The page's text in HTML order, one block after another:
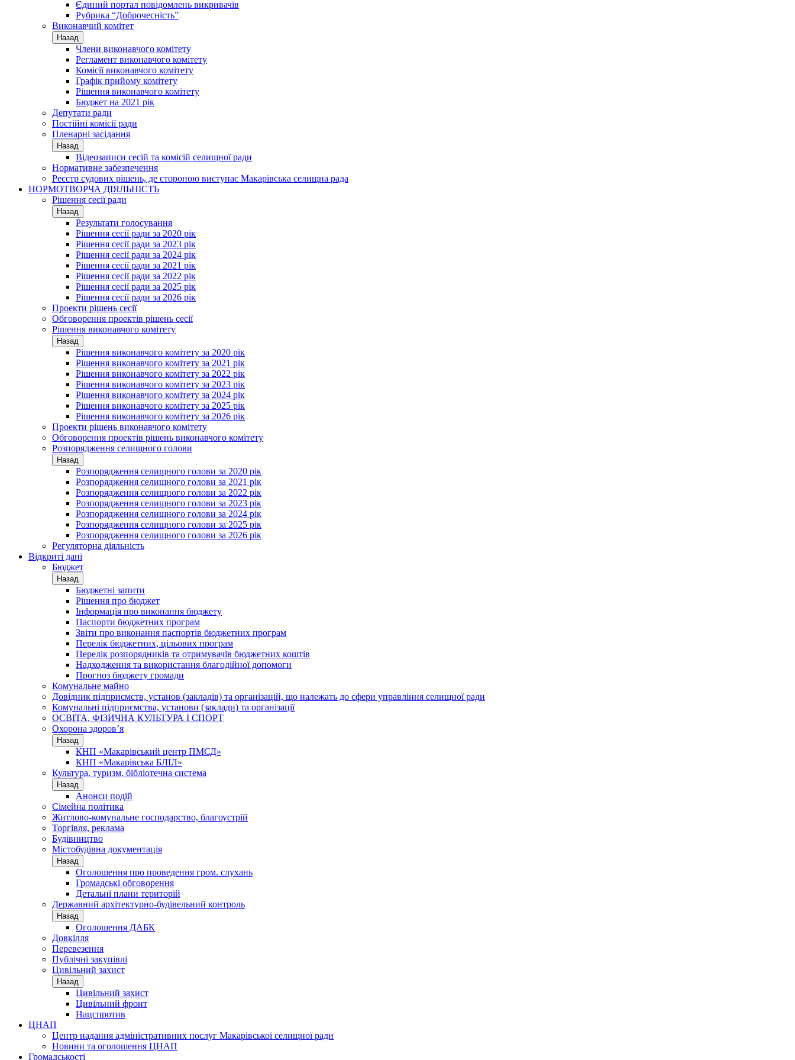
Єдиний портал повідомлень викривачів
Рубрика “Доброчесність”
Виконавчий комітет
Назад
Члени виконавчого комітету
Регламент виконавчого комітету
Комісії виконавчого комітету
Графік прийому комітету
Рішення виконавчого комітету
Бюджет на 2021 рік
Депутати ради
Постійні комісії ради
Пленарні засідання
Назад
Відеозаписи сесій та комісій селищної ради
Нормативне забезпечення
Реєстр судових рішень, де стороною виступає Макарівська селищна рада
НОРМОТВОРЧА ДІЯЛЬНІСТЬ
Рішення сесії ради
Назад
Результати голосування
Рішення сесії ради за 2020 рік
Рішення сесії ради за 2023 рік
Рішення сесії ради за 2024 рік
Рішення сесії ради за 2021 рік
Рішення сесії ради за 2022 рік
Рішення сесії ради за 2025 рік
Рішення сесії ради за 2026 рік
Проекти рішень сесії
Обговорення проектів рішень сесії
Рішення виконавчого комітету
Назад
Рішення виконавчого комітету за 2020 рік
Рішення виконавчого комітету за 2021 рік
Рішення виконавчого комітету за 2022 рік
Рішення виконавчого комітету за 2023 рік
Рішення виконавчого комітету за 2024 рік
Рішення виконавчого комітету за 2025 рік
Рішення виконавчого комітету за 2026 рік
Проекти рішень виконавчого комітету
Обговорення проектів рішень виконавчого комітету
Розпорядження селищного голови
Назад
Розпорядження селищного голови за 2020 рік
Розпорядження селищного голови за 2021 рік
Розпорядження селищного голови за 2022 рік
Розпорядження селищного голови за 2023 рік
Розпорядження селищного голови за 2024 рік
Розпорядження селищного голови за 2025 рік
Розпорядження селищного голови за 2026 рік
Регуляторна діяльність
Відкриті дані
Бюджет
Назад
Бюджетні запити
Рішення про бюджет
Інформація про виконання бюджету
Паспорти бюджетних програм
Звіти про виконання паспортів бюджетних програм
Перелік бюджетних, цільових програм
Перелік розпорядників та отримувачів бюджетних коштів
Надходження та використання благодійної допомоги
Прогноз бюджету громади
Комунальне майно
Довідник підприємств, установ (закладів) та організацій, що належать до сфери управління селищної ради
Комунальні підприємства, установи (заклади) та організації
ОСВІТА, ФІЗИЧНА КУЛЬТУРА І СПОРТ
Охорона здоров’я
Назад
КНП «Макарівський центр ПМСД»
КНП «Макарівська БЛІЛ»
Культура, туризм, бібліотечна система
Назад
Анонси подій
Сімейна політика
Житлово-комунальне господарство, благоустрій
Торгівля, реклама
Будівництво
Містобудівна документація
Назад
Оголошення про проведення гром. слухань
Громадські обговорення
Детальні плани територій
Державний архітектурно-будівельний контроль
Назад
Оголошення ДАБК
Довкілля
Перевезення
Публічні закупівлі
Цивільний захист
Назад
Цивільний захист
Цивільний фронт
Нацспротив
ЦНАП
Центр надання адміністративних послуг Макарівської селищної ради
Новини та оголошення ЦНАП
Громадськості